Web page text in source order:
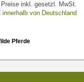
inkl. gesetzl. MwSt.
von Deutschland
Pferde